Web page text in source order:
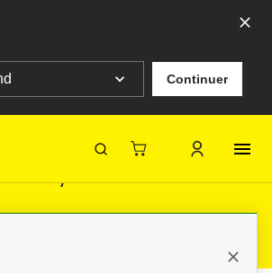
Continuer
Automobiles
NISSAN BLUEBIRD
2,0l TD 83- 81PS